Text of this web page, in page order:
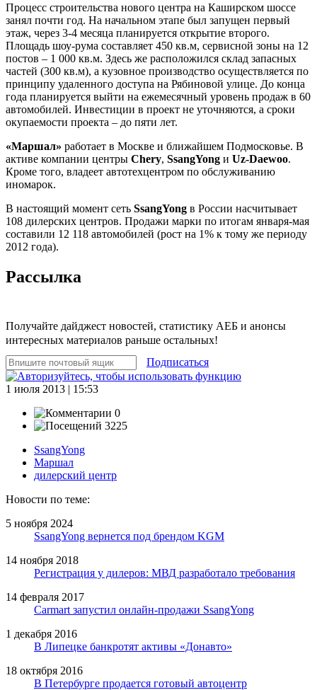
Процесс строительства нового центра на Каширском шоссе
занял почти год. На начальном этапе был запущен первый
этаж, через 3-4 месяца планируется открытие второго.
Площадь шоу-рума составляет 450 кв.м, сервисной зоны на 12
постов – 1 000 кв.м. Здесь же расположился склад запасных
частей (300 кв.м), а кузовное производство осуществляется по
принципу удаленного доступа на Рябиновой улице. До конца
года планируется выйти на ежемесячный уровень продаж в 60
автомобилей. Инвестиции в проект не уточняются, а сроки
окупаемости проекта – до пяти лет.
«Маршал» работает в Москве и ближайшем Подмосковье. В
активе компании центры Chery, SsangYong и Uz-Daewoo.
Кроме того, владеет автотехцентром по обслуживанию
иномарок.
В настоящий момент сеть SsangYong в России насчитывает
108 дилерских центров. Продажи марки по итогам января-мая
составили 12 118 автомобилей (рост на 1% к тому же периоду
2012 года).
Рассылка
Получайте дайджест новостей, статистику АЕБ и анонсы
интересных материалов раньше остальных!
Подписаться
1 июля 2013 | 15:53
0
3225
SsangYong
Маршал
дилерский центр
Новости по теме:
5 ноября 2024
SsangYong вернется под брендом KGM
14 ноября 2018
Регистрация у дилеров: МВД разработало требования
14 февраля 2017
Carmart запустил онлайн-продажи SsangYong
1 декабря 2016
В Липецке банкротят активы «Донавто»
18 октября 2016
В Петербурге продается готовый автоцентр